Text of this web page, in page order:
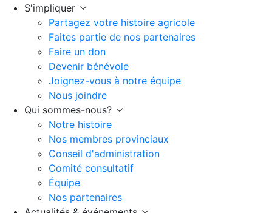
S'impliquer
Partagez votre histoire agricole
Faites partie de nos partenaires
Faire un don
Devenir bénévole
Joignez-vous à notre équipe
Nous joindre
Qui sommes-nous?
Notre histoire
Nos membres provinciaux
Conseil d'administration
Comité consultatif
Équipe
Nos partenaires